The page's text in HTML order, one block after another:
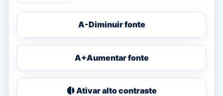
A-Diminuir fonte
A+Aumentar fonte
Ativar alto contraste